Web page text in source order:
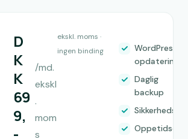
D
K
K
69
9,
-
/md.
ekskl
.
mom
s
ekskl. moms ·
ingen binding
WordPress-
opdateringer
Daglig
backup